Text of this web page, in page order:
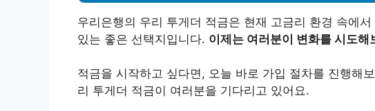
우리은행의 우리 투게더 적금은 현재 고금리 환경 속에
있는 좋은 선택지입니다. 이제는 여러분이 변화를 시도
적금을 시작하고 싶다면, 오늘 바로 가입 절차를 진행해
리 투게더 적금이 여러분을 기다리고 있어요.